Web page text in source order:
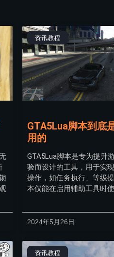
资讯教程
GTA5Lua脚本到底
用的
GTA5Lua脚本是专为提升
验而设计的工具，用于实
操作，如任务执行、等级
本仅能在启用辅助工具时
2024年5月26日
资讯教程